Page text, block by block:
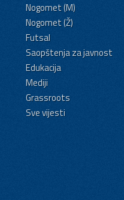
Nogomet (M)
Nogomet (Ž)
Futsal
Saopštenja za javnost
Edukacija
Mediji
Grassroots
Sve vijesti